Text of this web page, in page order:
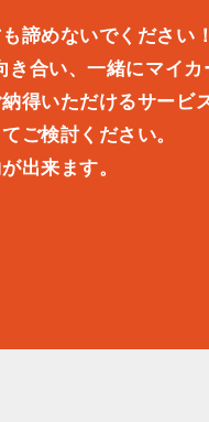
諦めないでください！
合い、一緒にマイカ
得いただけるサービ
ご検討ください。
出来ます。